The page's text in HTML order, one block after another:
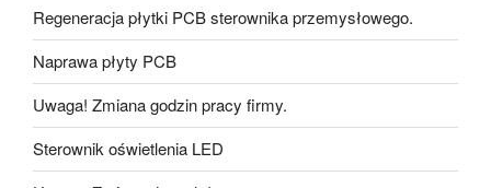
Regeneracja płytki PCB sterownika przemysłowego.
Naprawa płyty PCB
Uwaga! Zmiana godzin pracy firmy.
Sterownik oświetlenia LED